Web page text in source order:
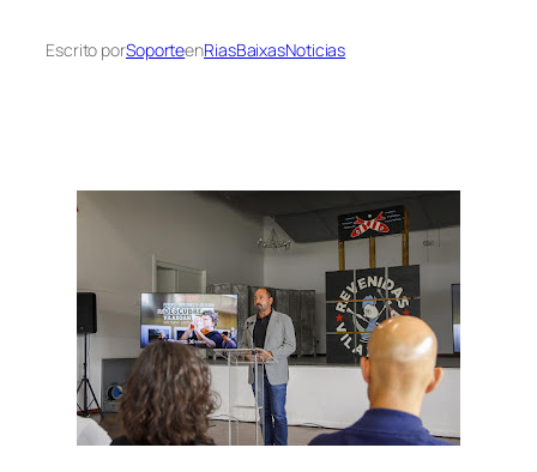
Escrito porSoporteenRiasBaixasNoticias